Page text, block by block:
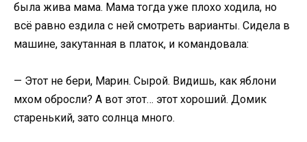
была жива мама. Мама тогда уже плохо ходила, но
всё равно ездила с ней смотреть варианты. Сидела в
машине, закутанная в платок, и командовала:
— Этот не бери, Марин. Сырой. Видишь, как яблони
мхом обросли? А вот этот… этот хороший. Домик
старенький, зато солнца много.